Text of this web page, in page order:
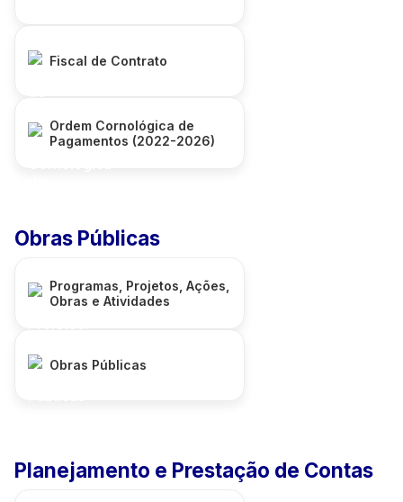
Fiscal de Contrato
Ordem Cornológica de
Pagamentos (2022-2026)
Obras Públicas
Programas, Projetos, Ações,
Obras e Atividades
Obras Públicas
Planejamento e Prestação de Contas